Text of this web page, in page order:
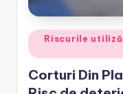
Posted
in
Riscurile
Corturi Din